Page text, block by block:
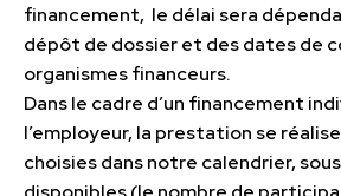
financement, le délai sera
dépôt de dossier et des dates de
organismes financeurs.
Dans le cadre d’un financement
l’employeur, la prestation se
choisies dans notre calendrier,